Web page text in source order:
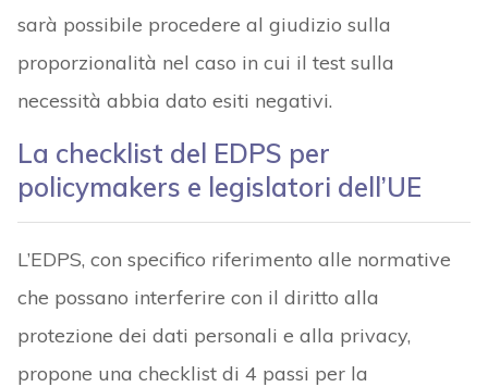
sarà possibile procedere al giudizio sulla
proporzionalità nel caso in cui il test sulla
necessità abbia dato esiti negativi.
La checklist del EDPS per
policymakers e legislatori dell’UE
L’EDPS, con specifico riferimento alle normative
che possano interferire con il diritto alla
protezione dei dati personali e alla privacy,
propone una checklist di 4 passi per la